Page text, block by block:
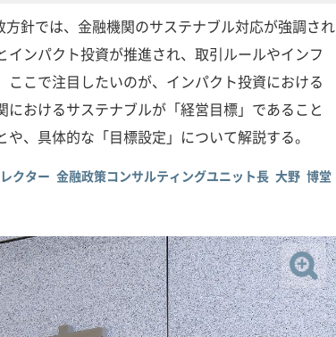
針では、金融機関のサステナブル対応が強調され
ンパクト投資が推進され、取引ルールやインフ
こで注目したいのが、インパクト投資における
おけるサステナブルが「経営目標」であること
、具体的な「目標設定」について解説する。
クター 金融政策コンサルティングユニット長 大野 博堂